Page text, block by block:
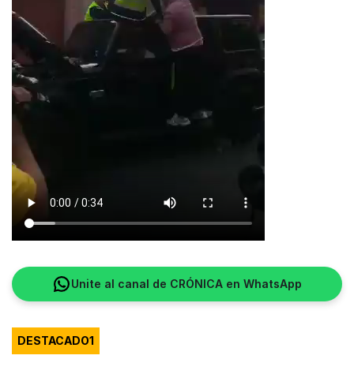
Unite al canal de CRÓNICA en WhatsApp
DESTACADO1